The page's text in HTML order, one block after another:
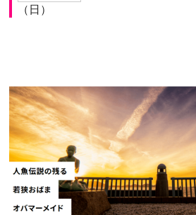
（日）